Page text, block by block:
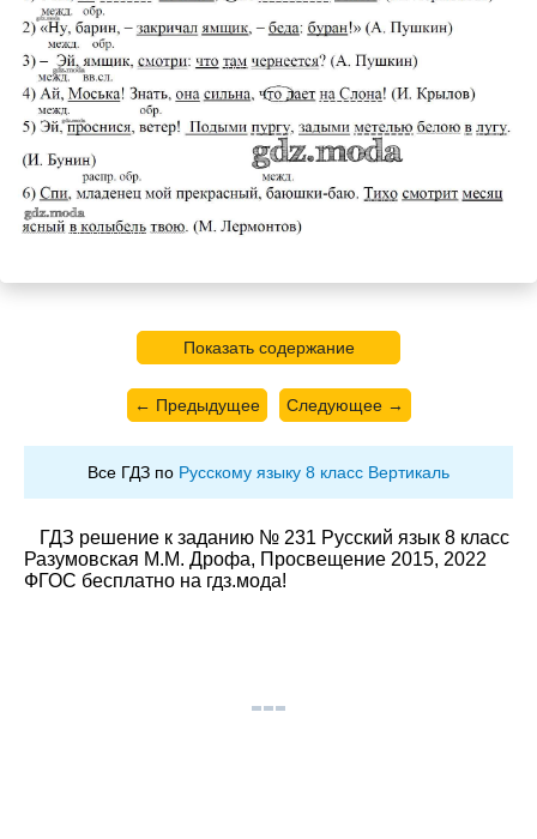
Показать содержание
← Предыдущее Следующее →
Все ГДЗ по Русскому языку 8 класс Вертикаль
ГДЗ решение к заданию № 231 Русский язык 8 класс
Разумовская М.М. Дрофа, Просвещение 2015, 2022
ФГОС бесплатно на гдз.мода!